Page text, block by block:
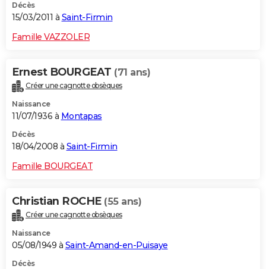
Décès
15/03/2011 à Saint-Firmin
Famille VAZZOLER
Ernest BOURGEAT (71 ans)
Créer une cagnotte obsèques
Naissance
11/07/1936 à Montapas
Décès
18/04/2008 à Saint-Firmin
Famille BOURGEAT
Christian ROCHE (55 ans)
Créer une cagnotte obsèques
Naissance
05/08/1949 à Saint-Amand-en-Puisaye
Décès